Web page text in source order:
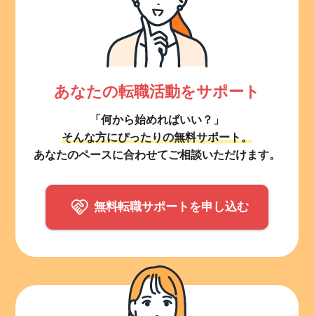
あなたの転職活動をサポート
「何から始めればいい？」
そんな方にぴったりの無料サポート。
あなたのペースに合わせてご相談いただけます。
無料転職サポートを申し込む